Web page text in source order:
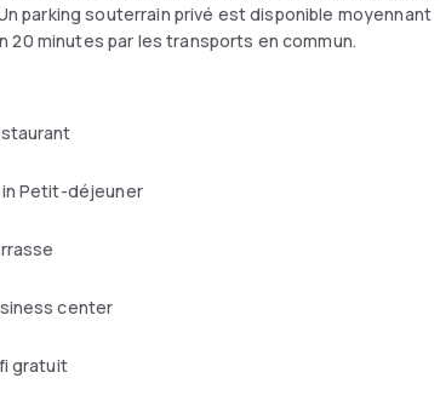
parking souterrain privé est disponible moyennant
minutes par les transports en commun.
Petit-déjeuner
center
gratuit